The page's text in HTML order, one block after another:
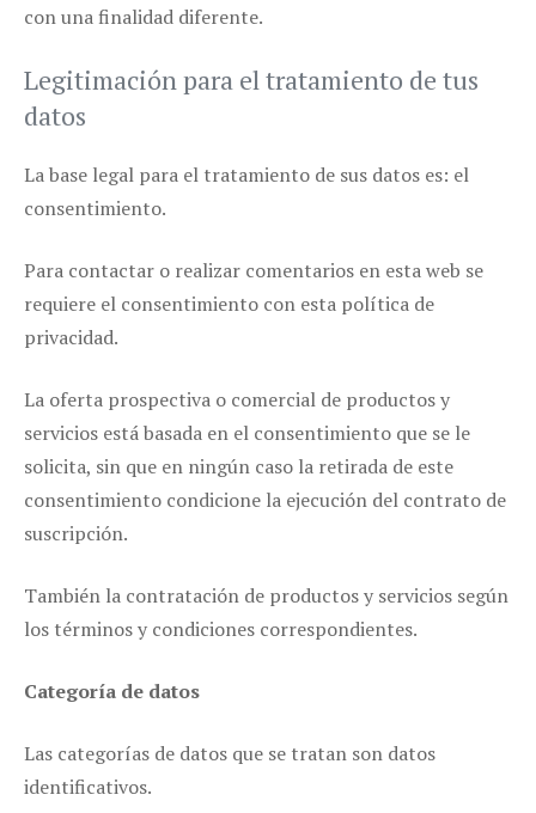
con una finalidad diferente.
Legitimación para el tratamiento de tus
datos
La base legal para el tratamiento de sus datos es: el
consentimiento.
Para contactar o realizar comentarios en esta web se
requiere el consentimiento con esta política de
privacidad.
La oferta prospectiva o comercial de productos y
servicios está basada en el consentimiento que se le
solicita, sin que en ningún caso la retirada de este
consentimiento condicione la ejecución del contrato de
suscripción.
También la contratación de productos y servicios según
los términos y condiciones correspondientes.
Categoría de datos
Las categorías de datos que se tratan son datos
identificativos.